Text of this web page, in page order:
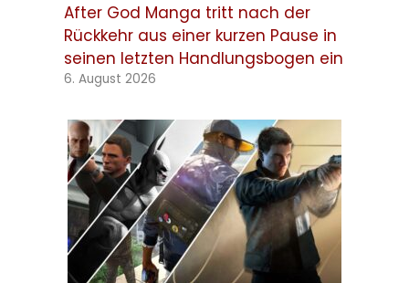
After God Manga tritt nach der
Rückkehr aus einer kurzen Pause in
seinen letzten Handlungsbogen ein
6. August 2026